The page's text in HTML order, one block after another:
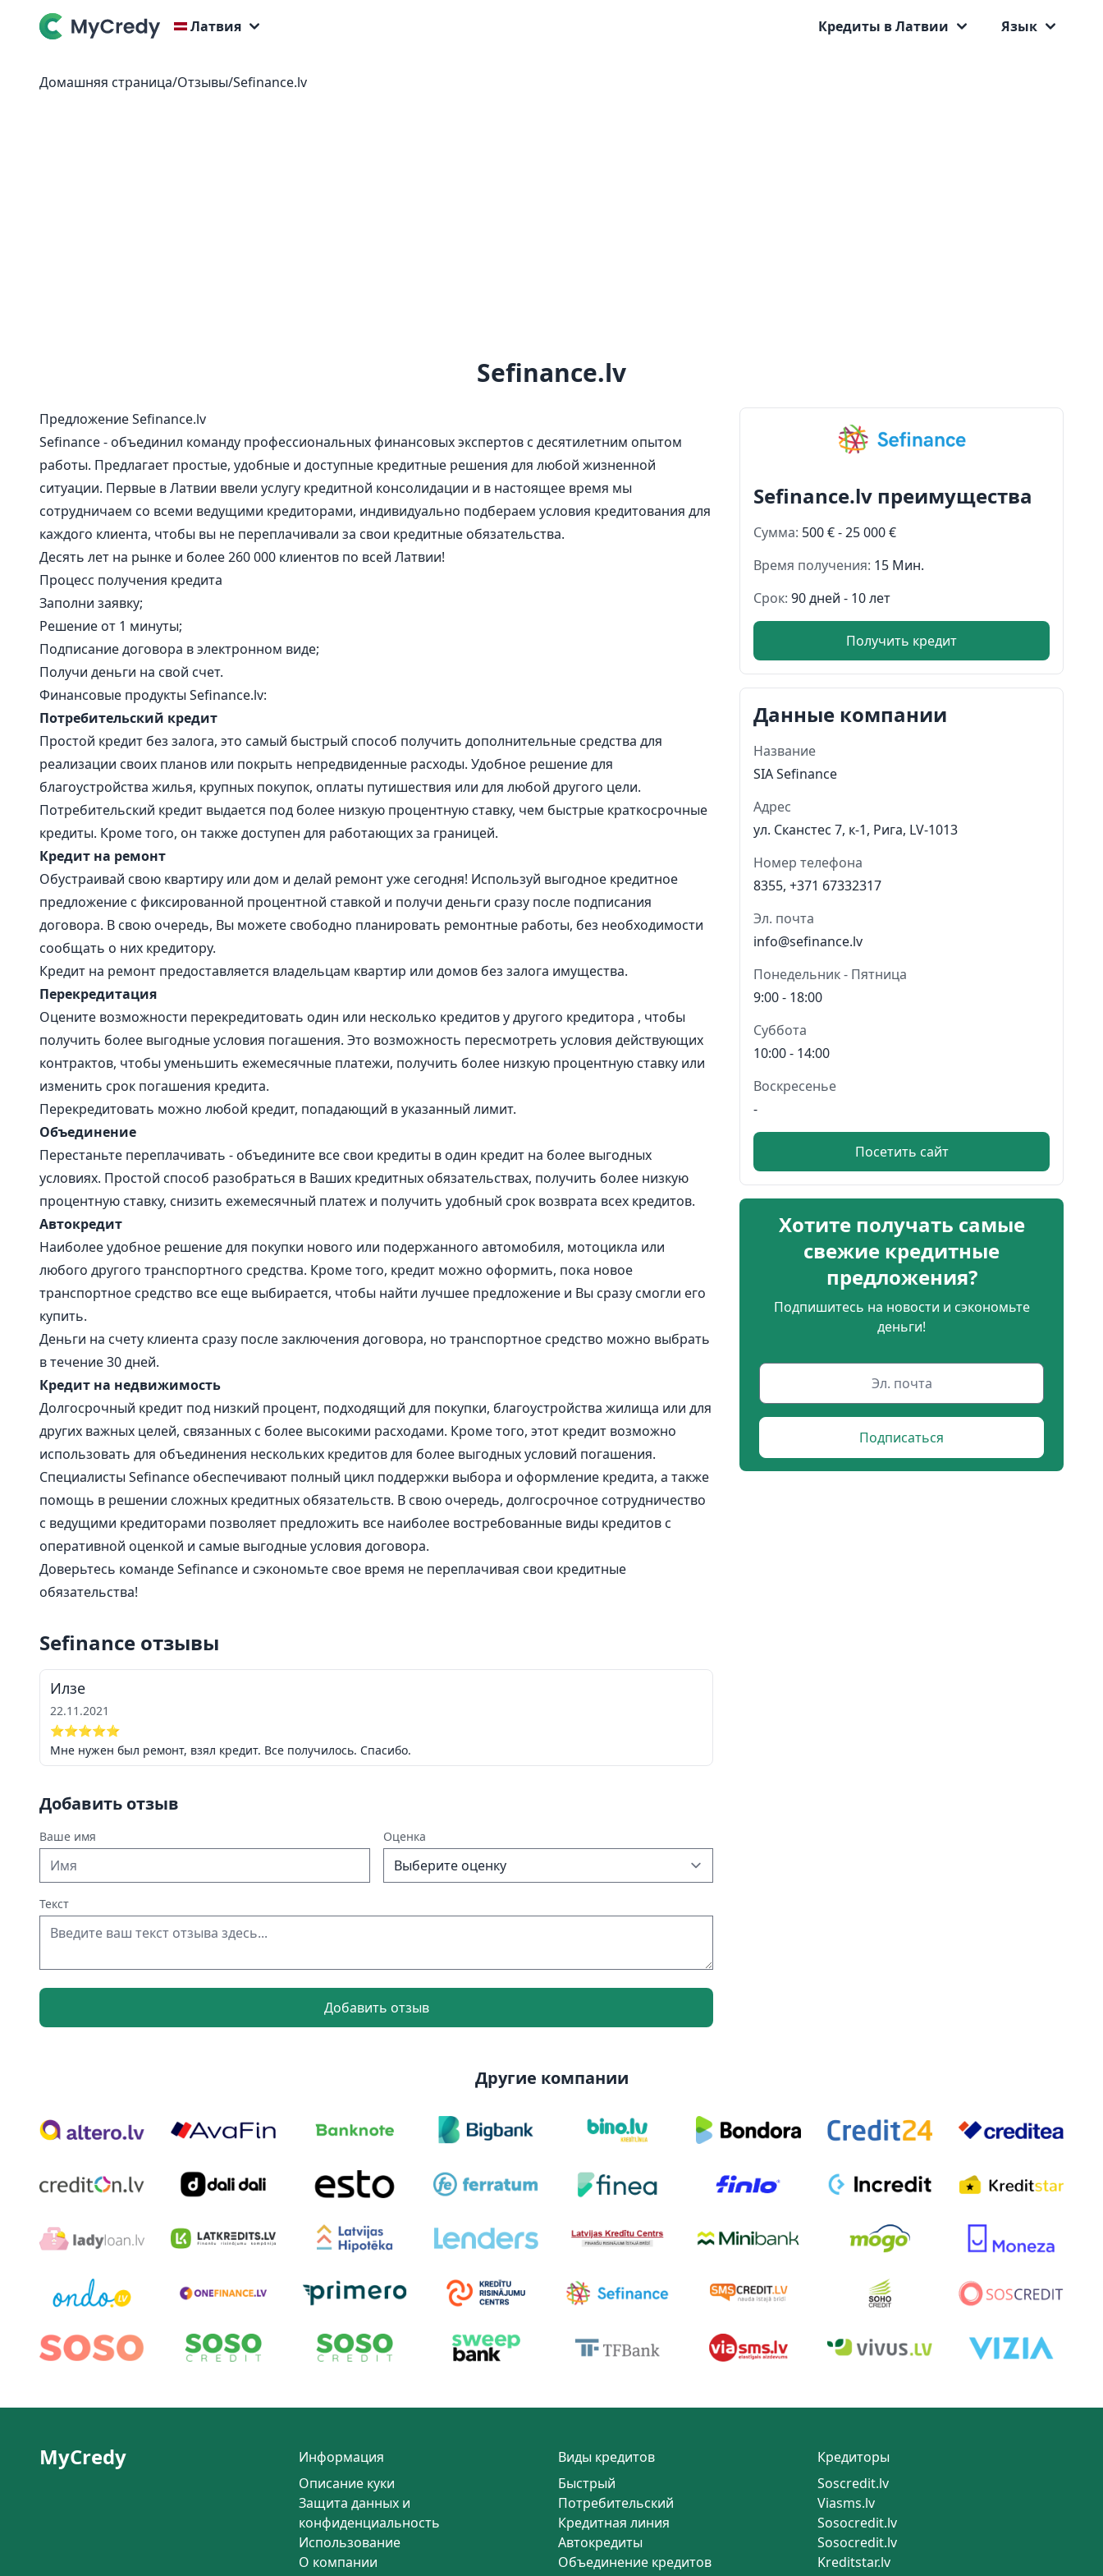
Латвия Кредиты в Латвии Язык
Домашняя страница/Отзывы/Sefinance.lv
Sefinance.lv
Sefinance.lv преимущества
Сумма: 500 € - 25 000 €
Время получения: 15 Мин.
Срок:90 дней - 10 лет
Получить кредит
Данные компании
Название
SIA Sefinance
Адрес
ул. Сканстес 7, к-1, Рига, LV-1013
Номер телефона
8355, +371 67332317
Эл. почта
info@sefinance.lv
Понедельник - Пятница
9:00 - 18:00
Суббота
10:00 - 14:00
Воскресенье
-
Посетить сайт
Хотите получать самые
свежие кредитные
предложения?
Подпишитесь на новости и сэкономьте
деньги!
Подписаться
Предложение Sefinance.lv
Sefinance - объединил команду профессиональных финансовых экспертов с десятилетним опытом
работы. Предлагает простые, удобные и доступные кредитные решения для любой жизненной
ситуации. Первые в Латвии ввели услугу кредитной консолидации и в настоящее время мы
сотрудничаем со всеми ведущими кредиторами, индивидуально подбераем условия кредитования для
каждого клиента, чтобы вы не переплачивали за свои кредитные обязательства.
Десять лет на рынке и более 260 000 клиентов по всей Латвии!
Процесс получения кредита
Заполни заявку;
Решение от 1 минуты;
Подписание договора в электронном виде;
Получи деньги на свой счет.
Финансовые продукты Sefinance.lv:
Потребительский кредит
Простой кредит без залога, это самый быстрый способ получить дополнительные средства для
реализации своих планов или покрыть непредвиденные расходы. Удобное решение для
благоустройства жилья, крупных покупок, оплаты путишествия или для любой другого цели.
Потребительский кредит выдается под более низкую процентную ставку, чем быстрые краткосрочные
кредиты. Кроме того, он также доступен для работающих за границей.
Кредит на ремонт
Обустраивай свою квартиру или дом и делай ремонт уже сегодня! Используй выгодное кредитное
предложение с фиксированной процентной ставкой и получи деньги сразу после подписания
договора. В свою очередь, Вы можете свободно планировать ремонтные работы, без необходимости
сообщать о них кредитору.
Кредит на ремонт предоставляется владельцам квартир или домов без залога имущества.
Перекредитация
Оцените возможности перекредитовать один или несколько кредитов у другого кредитора , чтобы
получить более выгодные условия погашения. Это возможность пересмотреть условия действующих
контрактов, чтобы уменьшить ежемесячные платежи, получить более низкую процентную ставку или
изменить срок погашения кредита.
Перекредитовать можно любой кредит, попадающий в указанный лимит.
Объединение
Перестаньте переплачивать - объедините все свои кредиты в один кредит на более выгодных
условиях. Простой способ разобраться в Ваших кредитных обязательствах, получить более низкую
процентную ставку, снизить ежемесячный платеж и получить удобный срок возврата всех кредитов.
Автокредит
Наиболее удобное решение для покупки нового или подержанного автомобиля, мотоцикла или
любого другого транспортного средства. Кроме того, кредит можно оформить, пока новое
транспортное средство все еще выбирается, чтобы найти лучшее предложение и Вы сразу смогли его
купить.
Деньги на счету клиента сразу после заключения договора, но транспортное средство можно выбрать
в течение 30 дней.
Кредит на недвижимость
Долгосрочный кредит под низкий процент, подходящий для покупки, благоустройства жилища или для
других важных целей, связанных с более высокими расходами. Кроме того, этот кредит возможно
использовать для объединения нескольких кредитов для более выгодных условий погашения.
Специалисты Sefinance обеспечивают полный цикл поддержки выбора и оформление кредита, а также
помощь в решении сложных кредитных обязательств. В свою очередь, долгосрочное сотрудничество
с ведущими кредиторами позволяет предложить все наиболее востребованные виды кредитов с
оперативной оценкой и самые выгодные условия договора.
Доверьтесь команде Sefinance и сэкономьте свое время не переплачивая свои кредитные
обязательства!
Sefinance отзывы
Илзе
22.11.2021
⭐⭐⭐⭐⭐
Мне нужен был ремонт, взял кредит. Все получилось. Спасибо.
Добавить отзыв
Ваше имя Оценка
Текст
Добавить отзыв
Другие компании
MyCredy
Информация
Описание куки
Защита данных и
конфиденциальность
Использование
О компании
Виды кредитов
Быстрый
Потребительский
Кредитная линия
Автокредиты
Объединение кредитов
Кредиторы
Soscredit.lv
Viasms.lv
Sosocredit.lv
Sosocredit.lv
Kreditstar.lv